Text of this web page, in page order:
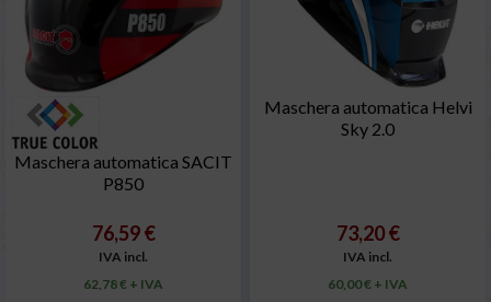
Maschera automatica SACIT
P850
76,59 €
IVA incl.
62,78 € + IVA
Maschera automatica Helvi
Sky 2.0
73,20 €
IVA incl.
60,00 € + IVA